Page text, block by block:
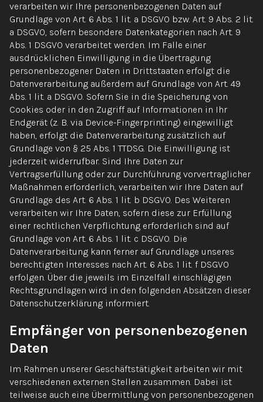
verarbeiten wir Ihre personenbezogenen Daten auf
Grundlage von Art. 6 Abs. 1 lit. a DSGVO bzw. Art. 9 Abs. 2 lit.
a DSGVO, sofern besondere Datenkategorien nach Art. 9
Abs. 1 DSGVO verarbeitet werden. Im Falle einer
ausdrücklichen Einwilligung in die Übertragung
personenbezogener Daten in Drittstaaten erfolgt die
Datenverarbeitung außerdem auf Grundlage von Art. 49
Abs. 1 lit. a DSGVO. Sofern Sie in die Speicherung von
Cookies oder in den Zugriff auf Informationen in Ihr
Endgerät (z. B. via Device-Fingerprinting) eingewilligt
haben, erfolgt die Datenverarbeitung zusätzlich auf
Grundlage von § 25 Abs. 1 TTDSG. Die Einwilligung ist
jederzeit widerrufbar. Sind Ihre Daten zur
Vertragserfüllung oder zur Durchführung vorvertraglicher
Maßnahmen erforderlich, verarbeiten wir Ihre Daten auf
Grundlage des Art. 6 Abs. 1 lit. b DSGVO. Des Weiteren
verarbeiten wir Ihre Daten, sofern diese zur Erfüllung
einer rechtlichen Verpflichtung erforderlich sind auf
Grundlage von Art. 6 Abs. 1 lit. c DSGVO. Die
Datenverarbeitung kann ferner auf Grundlage unseres
berechtigten Interesses nach Art. 6 Abs. 1 lit. f DSGVO
erfolgen. Über die jeweils im Einzelfall einschlägigen
Rechtsgrundlagen wird in den folgenden Absätzen dieser
Datenschutzerklärung informiert.
Empfänger von personenbezogenen
Daten
Im Rahmen unserer Geschäftstätigkeit arbeiten wir mit
verschiedenen externen Stellen zusammen. Dabei ist
teilweise auch eine Übermittlung von personenbezogenen